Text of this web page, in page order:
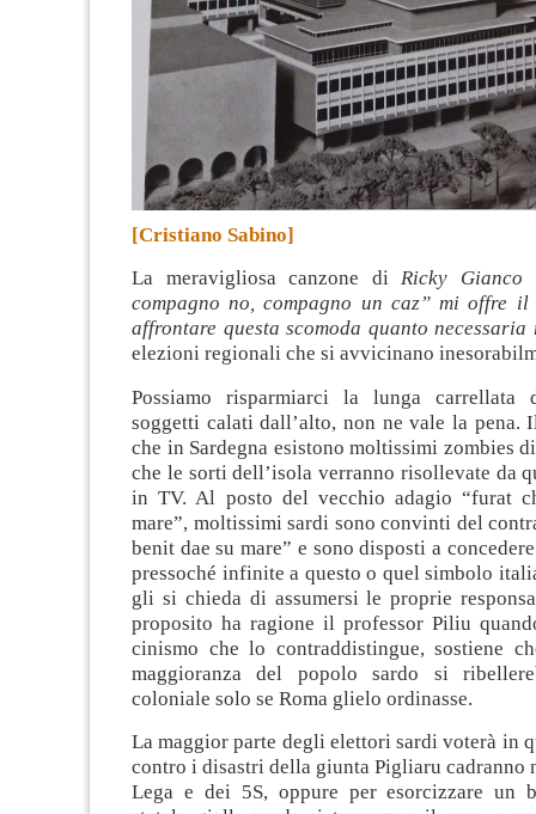
[Cristiano Sabino]
La meravigliosa canzone diRicky Gianco
compagno no, compagno un caz” mi offre
affrontare questa scomoda quanto
elezioni regionali che si avvicinano
Possiamo risparmiarci la lunga
soggetti calati dall’alto, non ne vale la pena.
che in Sardegna esistono moltissimi zombies
che le sorti dell’isola verranno risollevate da
in TV. Al posto del vecchio adagio “furat
mare”, moltissimi sardi sono convinti del
benit dae su mare” e sono disposti a
pressoché infinite a questo o quel simbolo
gli si chieda di assumersi le proprie
proposito ha ragione il professor Piliu
cinismo che lo contraddistingue, sostiene
maggioranza del popolo sardo si
coloniale solo se Roma glielo ordinasse.
La maggior parte degli elettori sardi voterà in
contro i disastri della giunta Pigliaru cadranno
Lega e dei 5S, oppure per esorcizzare un